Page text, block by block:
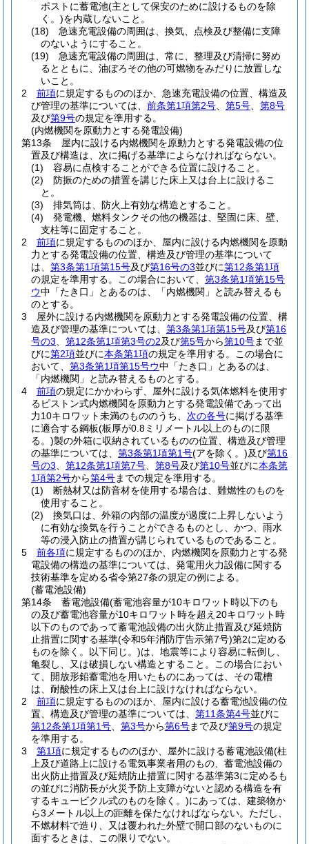
ポストに蓄電池(主として保安のために設けるものを除
く。)を内蔵しないこと。
(18)
急速充電設備の周囲は、換気、点検及び整備に支障
のないようにすること。
(19)
急速充電設備の周囲は、常に、整理及び清掃に努め
るとともに、油ぼろその他の可燃物をみだりに放置しな
いこと。
2
前項に規定するもののほか、急速充電設備の位置、構造及
び管理の基準については、 前条第1項第2号 第5号
第8号
及び第9号の規定を準用する。
(内燃機関を原動力とする発電設備)
第13条
屋内に設ける内燃機関を原動力とする発電設備の位
置及び構造は、次に掲げる基準によらなければならない。
(1)
容易に点検することができる位置に設けること。
(2)
防振のための措置を講じた床上又は台上に設けるこ
と。
(3)
排気筒は、防火上有効な構造とすること。
(4)
発電機、燃料タンクその他の機器は、堅固に床、壁、
支柱等に固定すること。
2
前項に規定するもののほか、屋内に設ける内燃機関を原動
力とする発電設備の位置、構造及び管理の基準について
は、 第3条第1項第15号及び第16号の3並びに第12条第1項
の規定を準用する。
この場合において、 第3条第1項第15号
ウ中「たき口」とあるのは、「内燃機関」と読み替えるも
のとする。
3
屋外に設ける内燃機関を原動力とする発電設備の位置、構
造及び管理の基準については、 第3条第1項第15号及び第16
号の3
第12条第1項第3号の2及び第5号から第10号まで並
びに第2項並びに本条第1項の規定を準用する。
この場合に
おいて、 第3条第1項第15号ウ中「たき口」とあるのは、
「内燃機関」と読み替えるものとする。
4
前項の規定にかかわらず、屋外に設ける気体燃料を使用す
るピストン式内燃機関を原動力とする発電設備であって出
力10キロワット未満のもののうち、 次の各号に掲げる基準
に適合する鋼板(板厚が0.8ミリメートル以上のものに限
る。)製の外箱に収納されているものの位置、構造及び管理
の基準については、 第3条第1項第1号(アを除く。)及び第16
号の3
第12条第1項第7号 第8号及び第10号並びに本条第
1項第2号から第4号までの規定を準用する。
(1)
断熱材又は防音材を使用する場合は、難燃性のものを
使用すること。
(2)
換気口は、外箱の内部の温度が過度に上昇しないよう
に有効な換気を行うことができるものとし、かつ、雨水
等の浸入防止の措置が講じられているものであること。
5
前各項に規定するもののほか、内燃機関を原動力とする発
電設備の構造の基準については、発電用火力設備に関する
技術基準を定める省令第27条の規定の例による。
(蓄電池設備)
第14条
蓄電池設備(蓄電池容量が10キロワット時以下のも
の及び蓄電池容量が10キロワット時を超え20キロワット時
以下のものであって蓄電池設備の出火防止措置及び延焼防
止措置に関する基準(令和5年消防庁告示第7号)第2に定める
ものを除く。以下同じ。)は、地震等により容易に転倒し、
亀裂し、又は破損しない構造とすること。
この場合におい
て、開放形鉛蓄電池を用いたものにあっては、その電槽
は、耐酸性の床上又は台上に設けなければならない。
2
前項に規定するもののほか、屋内に設ける蓄電池設備の位
置、構造及び管理の基準については、 第11条第4号並びに
第12条第1項第1号
第3号から第6号まで及び第9号の規定
を準用する。
3
第1項に規定するもののほか、屋外に設ける蓄電池設備(柱
上及び道路上に設ける電気事業者用のもの、蓄電池設備の
出火防止措置及び延焼防止措置に関する基準第3に定めるも
の並びに消防長が火災予防上支障がないと認める構造を有
するキュービクル式のものを除く。)にあっては、建築物か
ら3メートル以上の距離を保たなければならない。 ただし、
不燃材料で造り、又は覆われた外壁で開口部のないものに
面するときは、この限りでない。